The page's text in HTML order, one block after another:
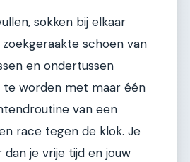
sokken bij elkaar
schoen van
en ondertussen
worden met maar één
van een
race tegen de klok. Je
dan je vrije tijd en jouw